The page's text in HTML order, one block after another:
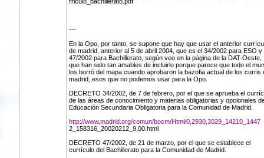
---
En la Opo, por tanto, se supone que hay que usar el anterior
de madrid, anterior al 5 de abril 2004, que es el 34/2002 para ESO y
47/2002 para Bachillerato, según veo en la página de la DAT-Oeste,
que han sido tan amables de incluirlo porque parece que todo el
los borró del mapa cuando aprobaron la bazofia actual de los curris
madrid, esos que no podemos usar para la Opo.
DECRETO 34/2002, de 7 de febrero, por el que se aprueba el
de las áreas de conocimiento y materias obligatorias y opcionales
Educación Secundaria Obligatoria para la Comunidad de Madrid.
http://www.madrid.org/comun/bocm/Html/0,2930,3029_14210_1447
2_158316_20020212_9,00.html
DECRETO 47/2002, de 21 de marzo, por el que se establece el
currículo del Bachillerato para la Comunidad de Madrid.